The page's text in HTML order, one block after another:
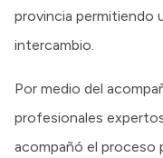
provincia permitiendo
intercambio.
Por medio del
profesionales
acompañó el proceso